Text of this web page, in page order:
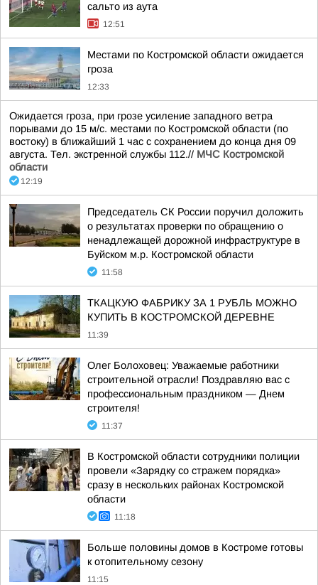
сальто из аута
12:51
Местами по Костромской области ожидается
гроза
12:33
Ожидается гроза, при грозе усиление западного ветра
порывами до 15 м/с. местами по Костромской области (по
востоку) в ближайший 1 час с сохранением до конца дня 09
августа. Тел. экстренной службы 112.// МЧС Костромской
области
12:19
Председатель СК России поручил доложить
о результатах проверки по обращению о
ненадлежащей дорожной инфраструктуре в
Буйском м.р. Костромской области
11:58
ТКАЦКУЮ ФАБРИКУ ЗА 1 РУБЛЬ МОЖНО
КУПИТЬ В КОСТРОМСКОЙ ДЕРЕВНЕ
11:39
Олег Болоховец: Уважаемые работники
строительной отрасли! Поздравляю вас с
профессиональным праздником — Днем
строителя!
11:37
В Костромской области сотрудники полиции
провели «Зарядку со стражем порядка»
сразу в нескольких районах Костромской
области
11:18
Больше половины домов в Костроме готовы
к отопительному сезону
11:15